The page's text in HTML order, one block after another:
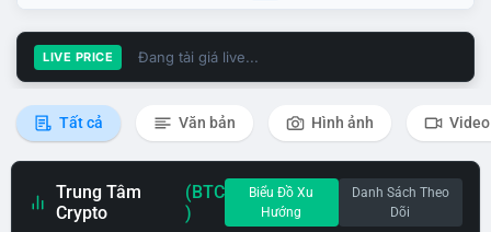
LIVE PRICE Đang tải giá live...
Tất cả Văn bản Hình ảnh Video
Trung Tâm
Crypto
(BTC
)
Biểu Đồ Xu
Hướng
Danh Sách Theo
Dõi